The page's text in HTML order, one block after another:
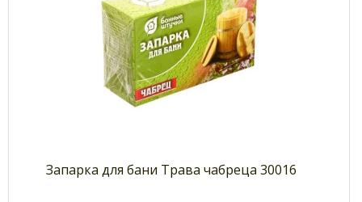
Запарка для бани Трава чабреца 30016